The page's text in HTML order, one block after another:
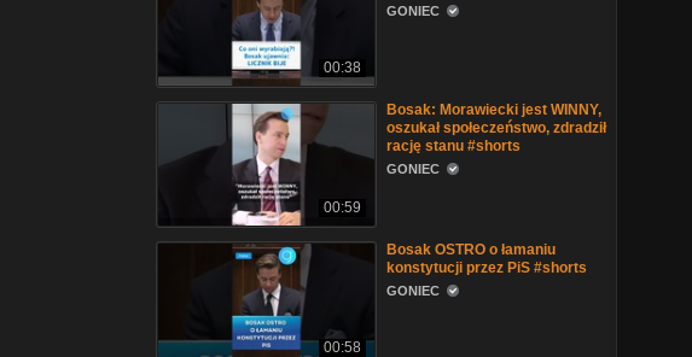
00:38
GONIEC
00:59
Bosak: Morawiecki jest WINNY,
oszukał społeczeństwo, zdradził
rację stanu #shorts
GONIEC
00:58
Bosak OSTRO o łamaniu
konstytucji przez PiS #shorts
GONIEC